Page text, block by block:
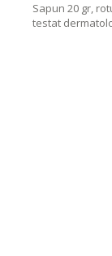
Sapun 20 gr,
testat